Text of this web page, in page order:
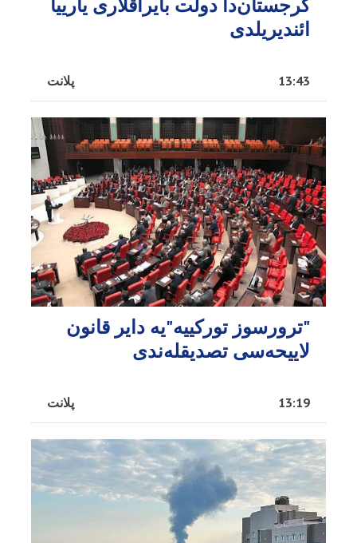
گرجستان‌دا دولت بایراقلاری یارییا
ائندیریلدی
پلانت 13:43
"ترورسوز تورکییه"یه دایر قانون
لاییحه‌سی تصدیقله‌ندی
پلانت 13:19